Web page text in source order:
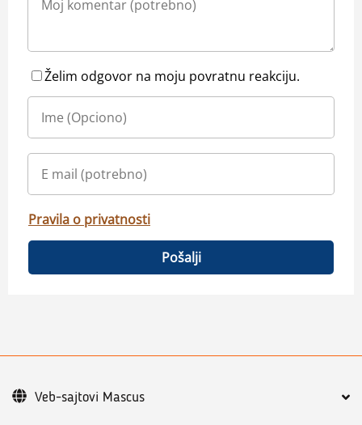
Želim odgovor na moju povratnu reakciju.
Pravila o privatnosti
Pošalji
Veb-sajtovi Mascus